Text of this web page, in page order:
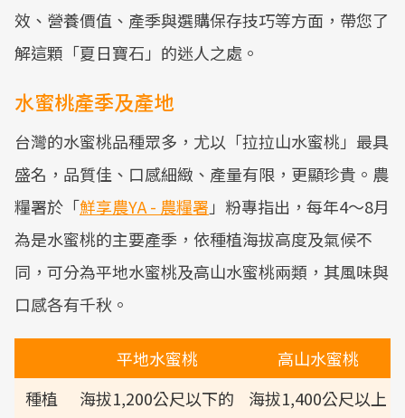
效、營養價值、產季與選購保存技巧等方面，帶您了
解這顆「夏日寶石」的迷人之處。
水蜜桃產季及產地
台灣的水蜜桃品種眾多，尤以「拉拉山水蜜桃」最具
盛名，品質佳、口感細緻、產量有限，更顯珍貴。農
糧署於「鮮享農YA - 農糧署 」粉專指出，每年4～8月
為是水蜜桃的主要產季，依種植海拔高度及氣候不
同，可分為平地水蜜桃及高山水蜜桃兩類，其風味與
口感各有千秋。
平地水蜜桃
高山水蜜桃
種植
海拔1,200公尺以下的
海拔1,400公尺以上